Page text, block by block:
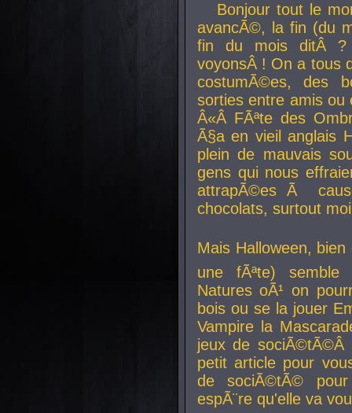
Bonjour tout le
avancÃ©, la fin (du
fin du mois ditÂ ?
voyonsÂ ! On a tous
costumÃ©es, des
sorties entre amis
Â«Â FÃªte des
Ã§a en vieil anglais
plein de mauvais
gens qui nous
attrapÃ©es Ã
chocolats, surtout
Mais Halloween, bien
une fÃªte) semble
Natures oÃ¹ on
bois ou se la jouer
Vampire la
jeux de
petit article pour
de sociÃ©tÃ©
espÃ¨re qu'elle va